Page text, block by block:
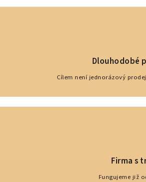
Dlouhodobé
Cílem není jednorázový
Firma s
Fungujeme již